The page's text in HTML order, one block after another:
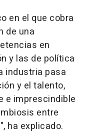
en el que cobra
de una
en
y las de política
industria pasa
y el talento,
e imprescindible
entre
ha explicado.